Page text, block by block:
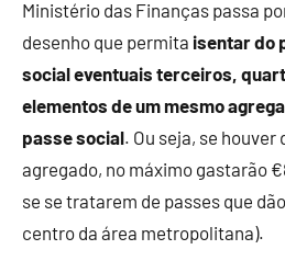
Ministério das Finanças passa
desenho que permita isentar do
social eventuais terceiros,
elementos de um mesmo
passe social. Ou seja, se
agregado, no máximo gastarão
se se tratarem de passes que
centro da área metropolitana).